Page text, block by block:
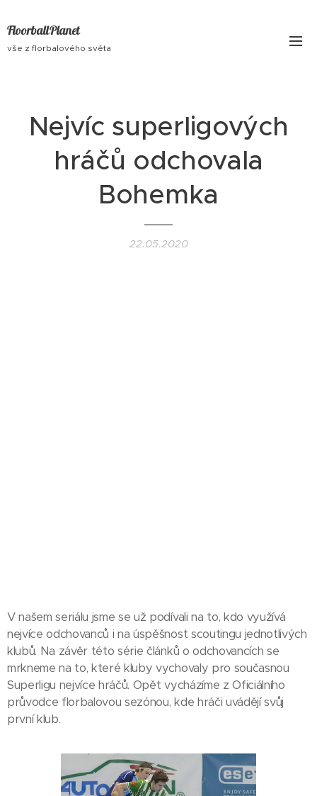
FloorballPlanet
vše z florbalového světa
Nejvíc superligových
hráčů odchovala
Bohemka
22.05.2020
V našem seriálu jsme se už podívali na to, kdo využívá
nejvíce odchovanců i na úspěšnost scoutingu jednotlivých
klubů. Na závěr této série článků o odchovancích se
mrkneme na to, které kluby vychovaly pro současnou
Superligu nejvíce hráčů. Opět vycházíme z Oficiálního
průvodce florbalovou sezónou, kde hráči uvádějí svůj
první klub.